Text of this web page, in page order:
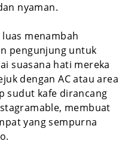
nyaman.
menambah
pengunjung untuk
suasana hati mereka
dengan AC atau area
sudut kafe dirancang
membuat
yang sempurna